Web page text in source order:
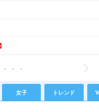
女子 トレンド